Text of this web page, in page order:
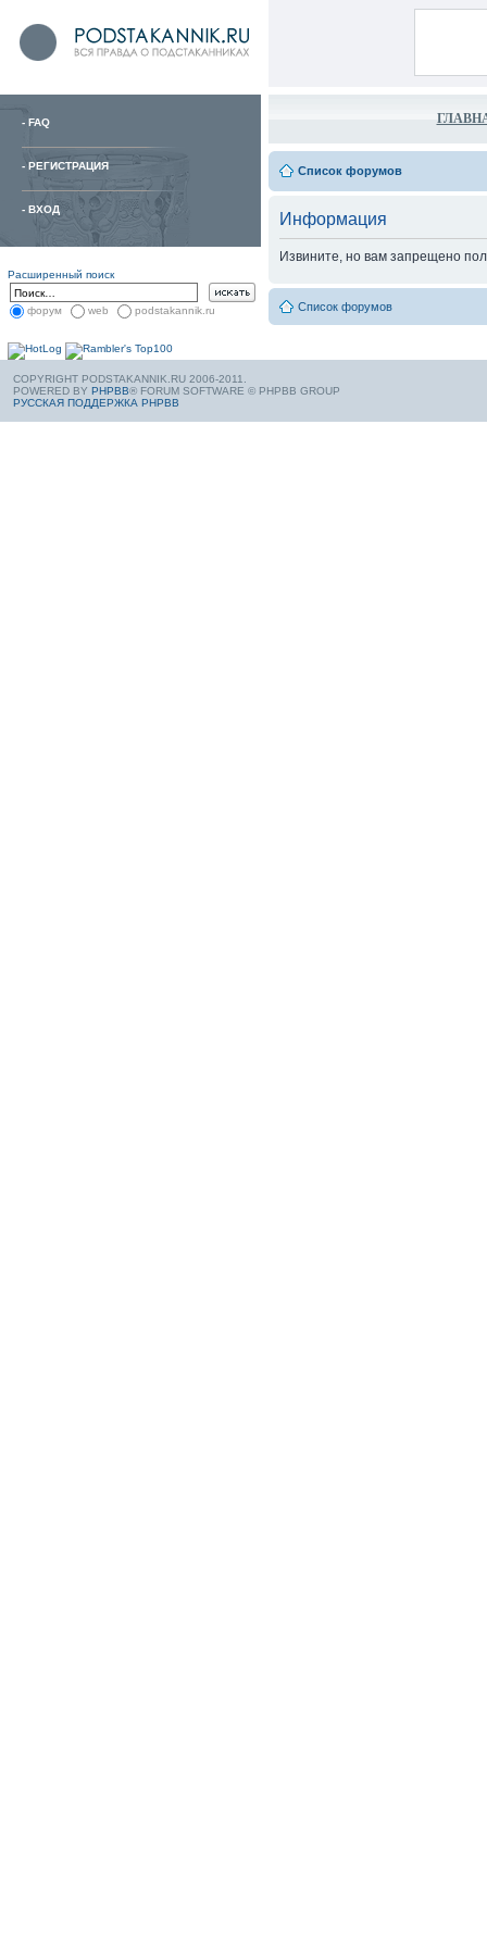
- FAQ
- РЕГИСТРАЦИЯ
- ВХОД
Расширенный поиск
форум web podstakannik.ru
Список форумов
Информация
Извините, но вам запрещено
Список форумов
COPYRIGHT PODSTAKANNIK.RU 2006-2011.
POWERED BY PHPBB® FORUM SOFTWARE © PHPBB GROUP
РУССКАЯ ПОДДЕРЖКА PHPBB